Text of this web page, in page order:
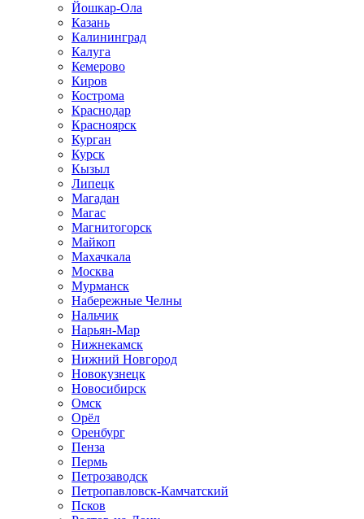
Йошкар-Ола
Казань
Калининград
Калуга
Кемерово
Киров
Кострома
Краснодар
Красноярск
Курган
Курск
Кызыл
Липецк
Магадан
Магас
Магнитогорск
Майкоп
Махачкала
Москва
Мурманск
Набережные Челны
Нальчик
Нарьян-Мар
Нижнекамск
Нижний Новгород
Новокузнецк
Новосибирск
Омск
Орёл
Оренбург
Пенза
Пермь
Петрозаводск
Петропавловск-Камчатский
Псков